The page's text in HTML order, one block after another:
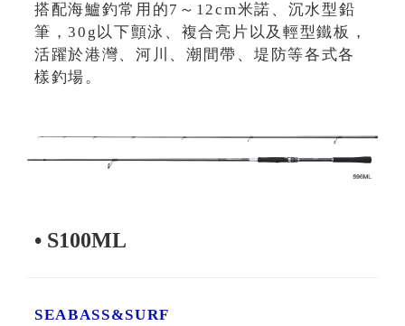
搭配海鱸釣常用的7～12cm米諾、沉水型鉛
筆，30g以下顫泳、複合亮片以及輕型鐵板，
活躍於港灣、河川、潮間帶、堤防等各式各
樣釣場。
• S100ML
SEABASS&SURF